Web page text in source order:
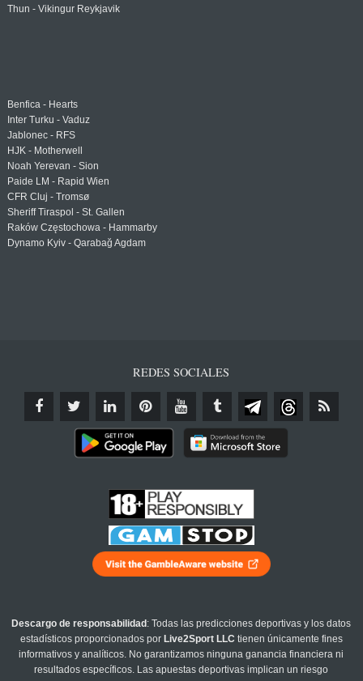
Thun - Vikingur Reykjavik
Benfica - Hearts
Inter Turku - Vaduz
Jablonec - RFS
HJK - Motherwell
Noah Yerevan - Sion
Paide LM - Rapid Wien
CFR Cluj - Tromsø
Sheriff Tiraspol - St. Gallen
Raków Częstochowa - Hammarby
Dynamo Kyiv - Qarabağ Agdam
REDES SOCIALES
Descargo de responsabilidad : Todas las predicciones deportivas y los datos
estadísticos proporcionados por Live2Sport LLC tienen únicamente fines
informativos y analíticos. No garantizamos ninguna ganancia financiera ni
resultados específicos. Las apuestas deportivas implican un riesgo